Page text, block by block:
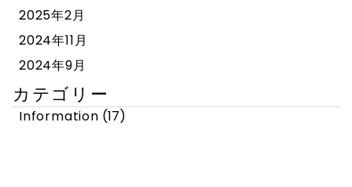
2025年2月
2024年11月
2024年9月
カテゴリー
Information (17)